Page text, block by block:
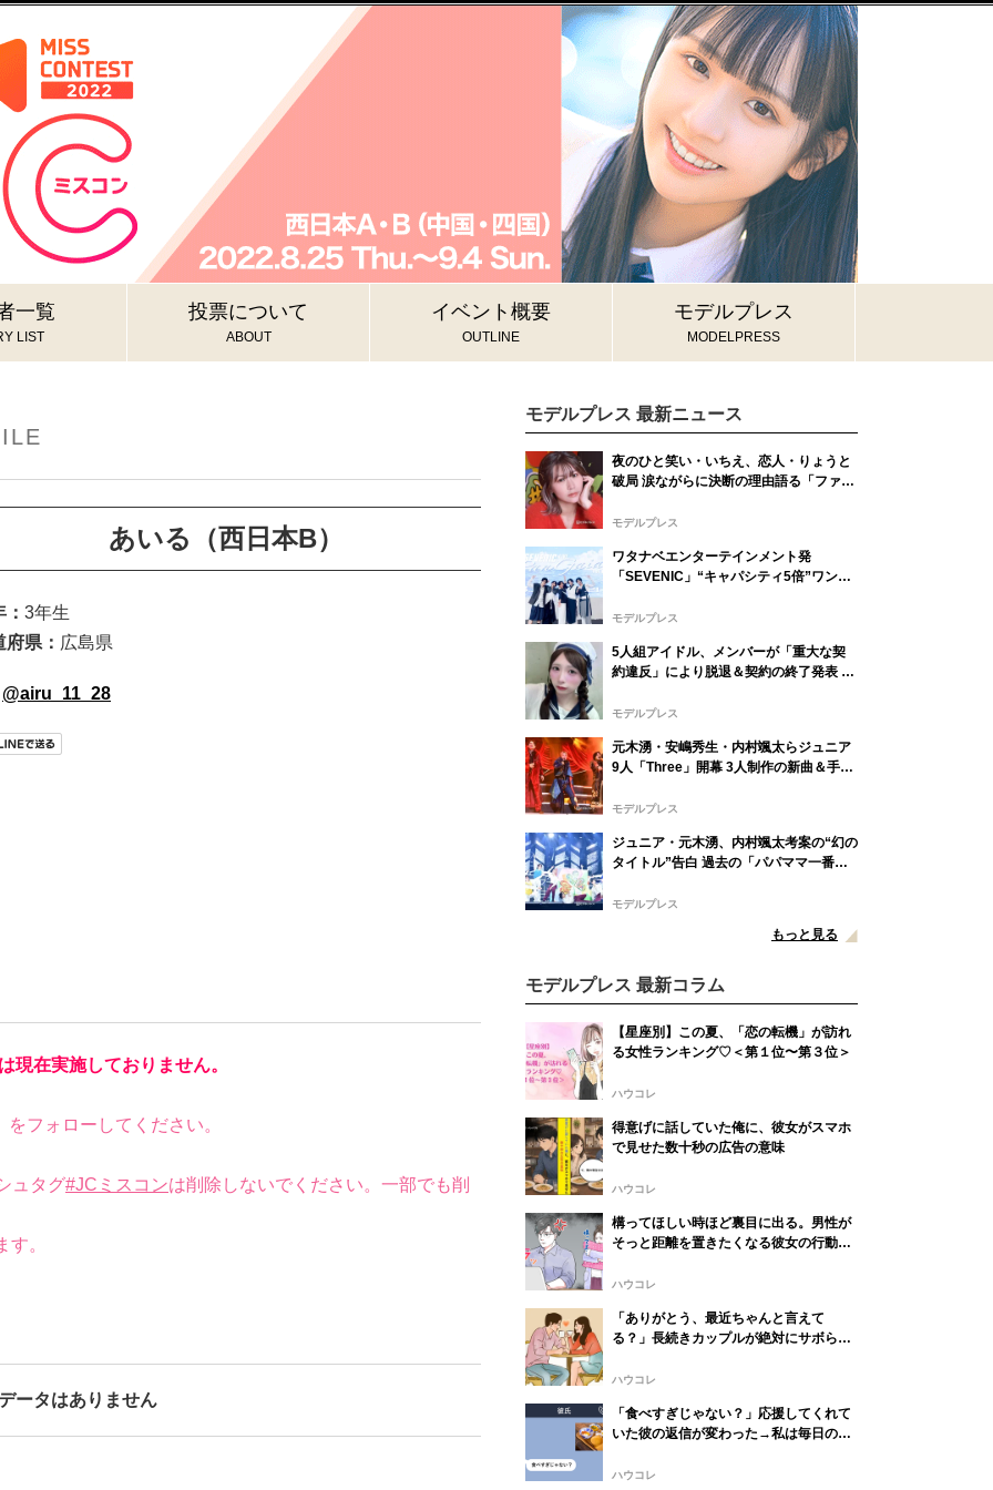
一覧
LIST
投票について
ABOUT
イベント概要
OUTLINE
モデルプレス
MODELPRESS
あいる（西日本B）
3年生
府県： 広島県
@airu_11_28
現在実施しておりません。
をフォローしてください。
ュタグ#JCミスコンは削除しないでください。一部でも削
。
ータはありません
モデルプレス 最新ニュース
夜のひと笑い・いちえ、恋人・りょうと
破局 涙ながらに決断の理由語る「ファン
に復縁していた
モデルプレス
ワタナベエンターテインメント発
「SEVENIC」“キャパシティ5倍”ワンマ
モデルプレス
5人組アイドル、メンバーが「重大な契
約違反」により脱退＆契約の終了発表 本
モデルプレス
元木湧・安嶋秀生・内村颯太らジュニア
9人「Three」開幕 3人制作の新曲＆手描
で夢を掴みたい」【ゲネプロレポ】
モデルプレス
ジュニア・元木湧、内村颯太考案の“幻の
タイトル”告白 過去の「パパママ一番」
モデルプレス
もっと見る
モデルプレス 最新コラム
【星座別】この夏、「恋の転機」が訪れ
る女性ランキング♡＜第１位〜第３位＞
ハウコレ
得意げに話していた俺に、彼女がスマホ
で見せた数十秒の広告の意味
ハウコレ
構ってほしい時ほど裏目に出る。男性が
そっと距離を置きたくなる彼女の行動パ
ハウコレ
「ありがとう、最近ちゃんと言えて
る？」長続きカップルが絶対にサボらな
ハウコレ
「食べすぎじゃない？」応援してくれて
いた彼の返信が変わった→私は毎日の報
ハウコレ